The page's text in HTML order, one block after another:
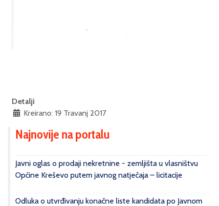
Detalji
Kreirano: 19 Travanj 2017
Najnovije na portalu
Javni oglas o prodaji nekretnine - zemljišta u vlasništvu
Općine Kreševo putem javnog natječaja – licitacije
Odluka o utvrđivanju konačne liste kandidata po Javnom